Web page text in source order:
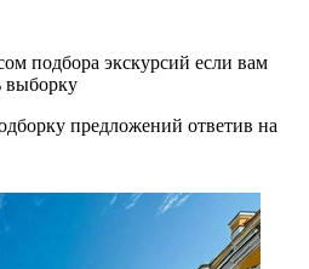
подбора экскурсий если вам
выборку
предложений ответив на